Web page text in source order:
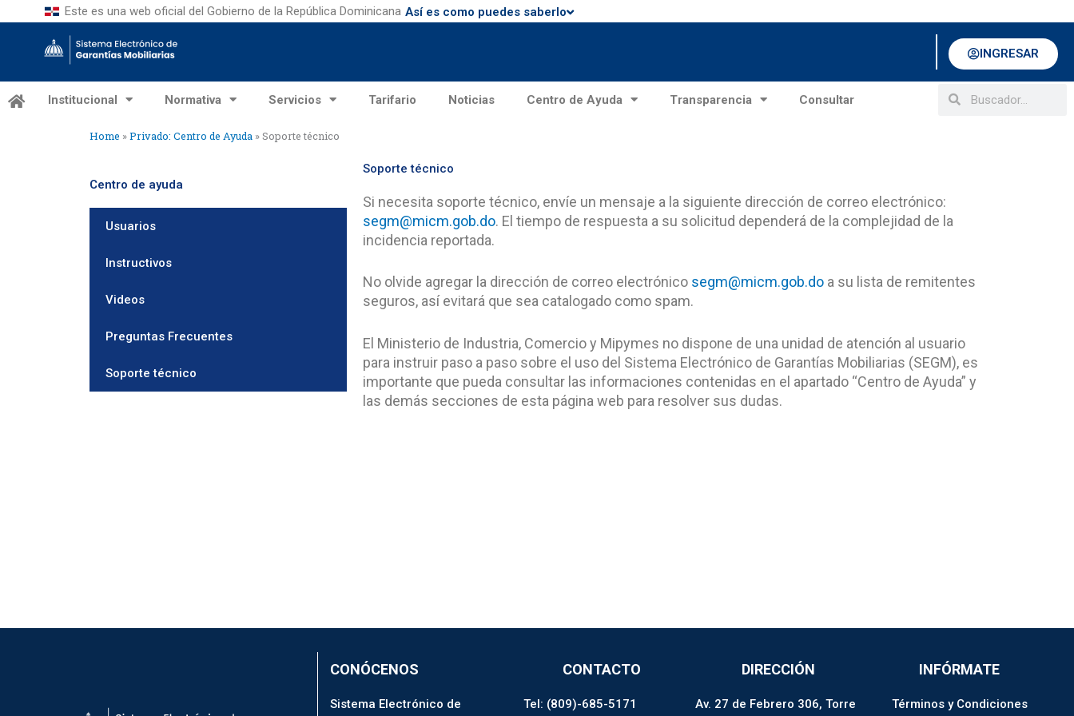
to
Este es una web oficial del Gobierno de la República Dominicana Así es como puedes saberlo
INGRESAR
Institucional Normativa Servicios Tarifario Noticias Centro de Ayuda Transparencia Consultar SearchSearch
Home »Privado: Centro de Ayuda »Soporte técnico
Centro de ayuda
Usuarios
Instructivos
Videos
Preguntas Frecuentes
Soporte técnico
Soporte técnico
Si necesita soporte técnico, envíe un mensaje a la siguiente dirección de correo electrónico:
segm@micm.gob.do. El tiempo de respuesta a su solicitud dependerá de la complejidad de la
incidencia reportada.
No olvide agregar la dirección de correo electrónico segm@micm.gob.do a su lista de remitentes
seguros, así evitará que sea catalogado como spam.
El Ministerio de Industria, Comercio y Mipymes no dispone de una unidad de atención al usuario
para instruir paso a paso sobre el uso del Sistema Electrónico de Garantías Mobiliarias (SEGM), es
importante que pueda consultar las informaciones contenidas en el apartado “Centro de Ayuda” y
las demás secciones de esta página web para resolver sus dudas.
CONÓCENOS
Sistema Electrónico de
CONTACTO
Tel: (809)-685-5171
DIRECCIÓN
Av. 27 de Febrero 306, Torre
INFÓRMATE
Términos y Condiciones